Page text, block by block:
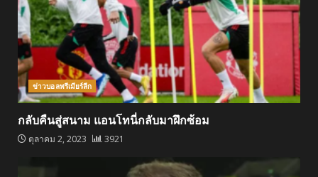
ข่าวบอลพรีเมียร์ลีก
กลับคืนสู่สนาม แอนโทนี่กลับมาฝึกซ้อม
ตุลาคม 2, 2023 3921